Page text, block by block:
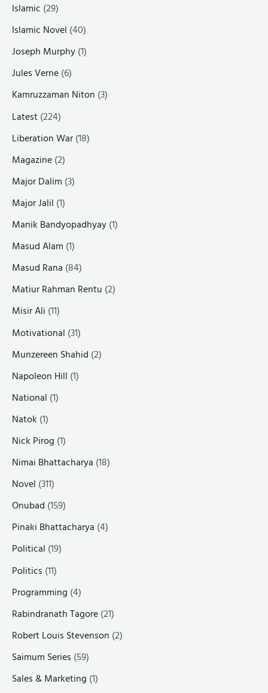
Islamic (29)
Islamic Novel (40)
Joseph Murphy(1)
Jules Verne(6)
Kamruzzaman Niton (3)
Latest(224)
Liberation War(18)
Magazine(2)
Major Dalim (3)
Major Jalil (1)
Manik Bandyopadhyay(1)
Masud Alam (1)
Masud Rana (84)
Matiur Rahman Rentu (2)
Misir Ali (11)
Motivational (31)
Munzereen Shahid (2)
Napoleon Hill (1)
National (1)
Natok (1)
Nick Pirog (1)
Nimai Bhattacharya (18)
Novel (311)
Onubad (159)
Pinaki Bhattacharya (4)
Political (19)
Politics (11)
Programming (4)
Rabindranath Tagore(21)
Robert Louis Stevenson (2)
Saimum Series (59)
Sales & Marketing (1)